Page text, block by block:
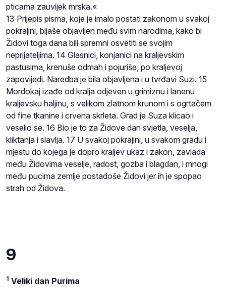
pticama zauvijek mrska.«
13 Prijepis pisma, koje je imalo postati zakonom u svakoj
pokrajini, bijaše objavljen među svim narodima, kako bi
Židovi toga dana bili spremni osvetiti se svojim
neprijateljima. 14 Glasnici, konjanici na kraljevskim
pastusima, krenuše odmah i pojuriše, po kraljevoj
zapovijedi. Naredba je bila objavljena i u tvrđavi Suzi. 15
Mordokaj izađe od kralja odjeven u grimiznu i lanenu
kraljevsku haljinu, s velikom zlatnom krunom i s ogrtačem
od fine tkanine i crvena skrleta. Grad je Suza klicao i
veselio se. 16 Bio je to za Židove dan svjetla, veselja,
kliktanja i slavlja. 17 U svakoj pokrajini, u svakom gradu i
mjestu do kojega je dopro kraljev ukaz i zakon, zavlada
među Židovima veselje, radost, gozba i blagdan, i mnogi
među pucima zemlje postadoše Židovi jer ih je spopao
strah od Židova.
9
1 Veliki dan Purima